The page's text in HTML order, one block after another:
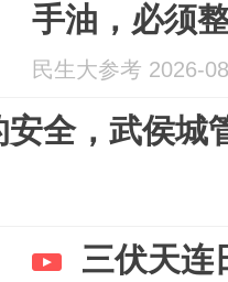
手油，必须
民生大参考 2026-
安全，武侯城
三伏天连